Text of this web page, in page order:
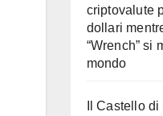
criptovalute
dollari
“Wrench” si
mondo
Il Castello